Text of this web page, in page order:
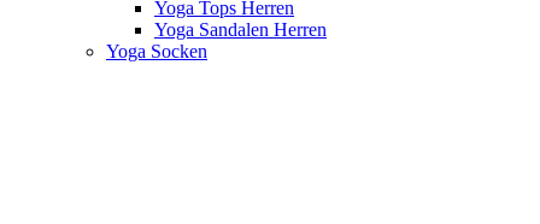
Yoga Tops Herren
Yoga Sandalen Herren
Yoga Socken